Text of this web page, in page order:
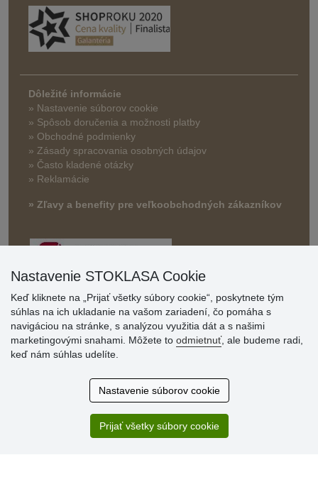
Dôležité informácie
» Nastavenie súborov cookie
» Spôsob doručenia a možnosti platby
» Obchodné podmienky
» Zásady spracovania osobných údajov
» Často kladené otázky
» Reklamácie
» Zľavy a benefity pre veľkoobchodných zákazníkov
Hodnotenia
zákazníkov
Ústretovosť, pohotovosť. Som spokojná.
Veľká spokojnosť. Volal mi odtiaľ veľmi milý pán, že
zásielka sa nezmestí do boxu, tak sme to dali na poštu....
Nastavenie STOKLASA Cookie
Keď kliknete na „Prijať všetky súbory cookie“, poskytnete tým
súhlas na ich ukladanie na vašom zariadení, čo pomáha s
navigáciou na stránke, s analýzou využitia dát a s našimi
marketingovými snahami. Môžete to odmietnuť, ale budeme radi,
keď nám súhlas udelíte.
Nastavenie súborov cookie
Prijať všetky súbory cookie